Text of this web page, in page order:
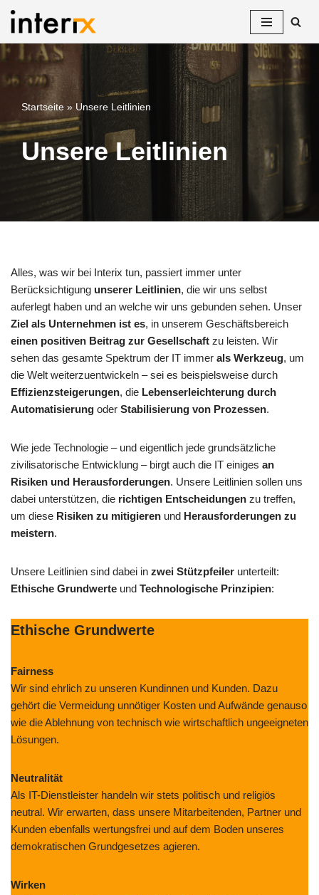
Inhalt
springen
Startseite » Unsere Leitlinien
Unsere Leitlinien
Alles, was wir bei Interix tun, passiert immer unter
Berücksichtigung unserer Leitlinien, die wir uns selbst
auferlegt haben und an welche wir uns gebunden sehen. Unser
Ziel als Unternehmen ist es, in unserem Geschäftsbereich
einen positiven Beitrag zur Gesellschaft zu leisten. Wir
sehen das gesamte Spektrum der IT immer als Werkzeug, um
die Welt weiterzuentwickeln – sei es beispielsweise durch
Effizienzsteigerungen, die Lebenserleichterung durch
Automatisierung oder Stabilisierung von Prozessen.
Wie jede Technologie – und eigentlich jede grundsätzliche
zivilisatorische Entwicklung – birgt auch die IT einiges an
Risiken und Herausforderungen. Unsere Leitlinien sollen uns
dabei unterstützen, die richtigen Entscheidungen zu treffen,
um diese Risiken zu mitigieren und Herausforderungen zu
meistern.
Unsere Leitlinien sind dabei in zwei Stützpfeiler unterteilt:
Ethische Grundwerte und Technologische Prinzipien:
Ethische Grundwerte
Fairness
Wir sind ehrlich zu unseren Kundinnen und Kunden. Dazu
gehört die Vermeidung unnötiger Kosten und Aufwände genauso
wie die Ablehnung von technisch wie wirtschaftlich ungeeigneten
Lösungen.
Neutralität
Als IT-Dienstleister handeln wir stets politisch und religiös
neutral. Wir erwarten, dass unsere Mitarbeitenden, Partner und
Kunden ebenfalls wertungsfrei und auf dem Boden unseres
demokratischen Grundgesetzes agieren.
Wirken